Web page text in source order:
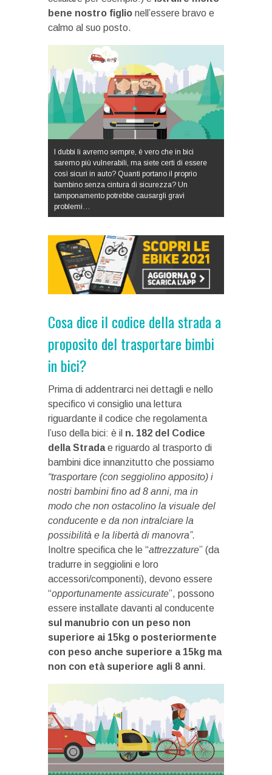
bene nostro figlio nell’essere bravo e
calmo al suo posto.
I dubbi li avremo sempre, è vero che in bici
saremo più vulnerabili, ma siete certi di essere
così sicuri in auto? Quanti portano il proprio
bambino senza cintura di sicurezza? Un
tamponamento potrebbe causargli gravi
problemi…
Cosa dice il codice della strada a
proposito del trasportare bimbi
in bici?
Prima di addentrarci nei dettagli e nello
specifico vi consiglio una lettura
riguardante il codice che regolamenta
l’uso della bici: è il n. 182 del Codice
della Stradae riguardo al trasporto di
bambini dice innanzitutto che possiamo
“trasportare (con seggiolino apposito) i
nostri bambini fino ad 8 anni, ma in
modo che non ostacolino la visuale del
conducente e da non intralciare la
possibilità e la libertà di manovra”.
Inoltre specifica che le “attrezzature” (da
tradurre in seggiolini e loro
accessori/componenti), devono essere
“opportunamente assicurate”, possono
essere installate davanti al conducente
sul manubrio con un peso non
superiore ai 15kg o posteriormente
con peso anche superiore a 15kg ma
non con età superiore agli 8 anni.